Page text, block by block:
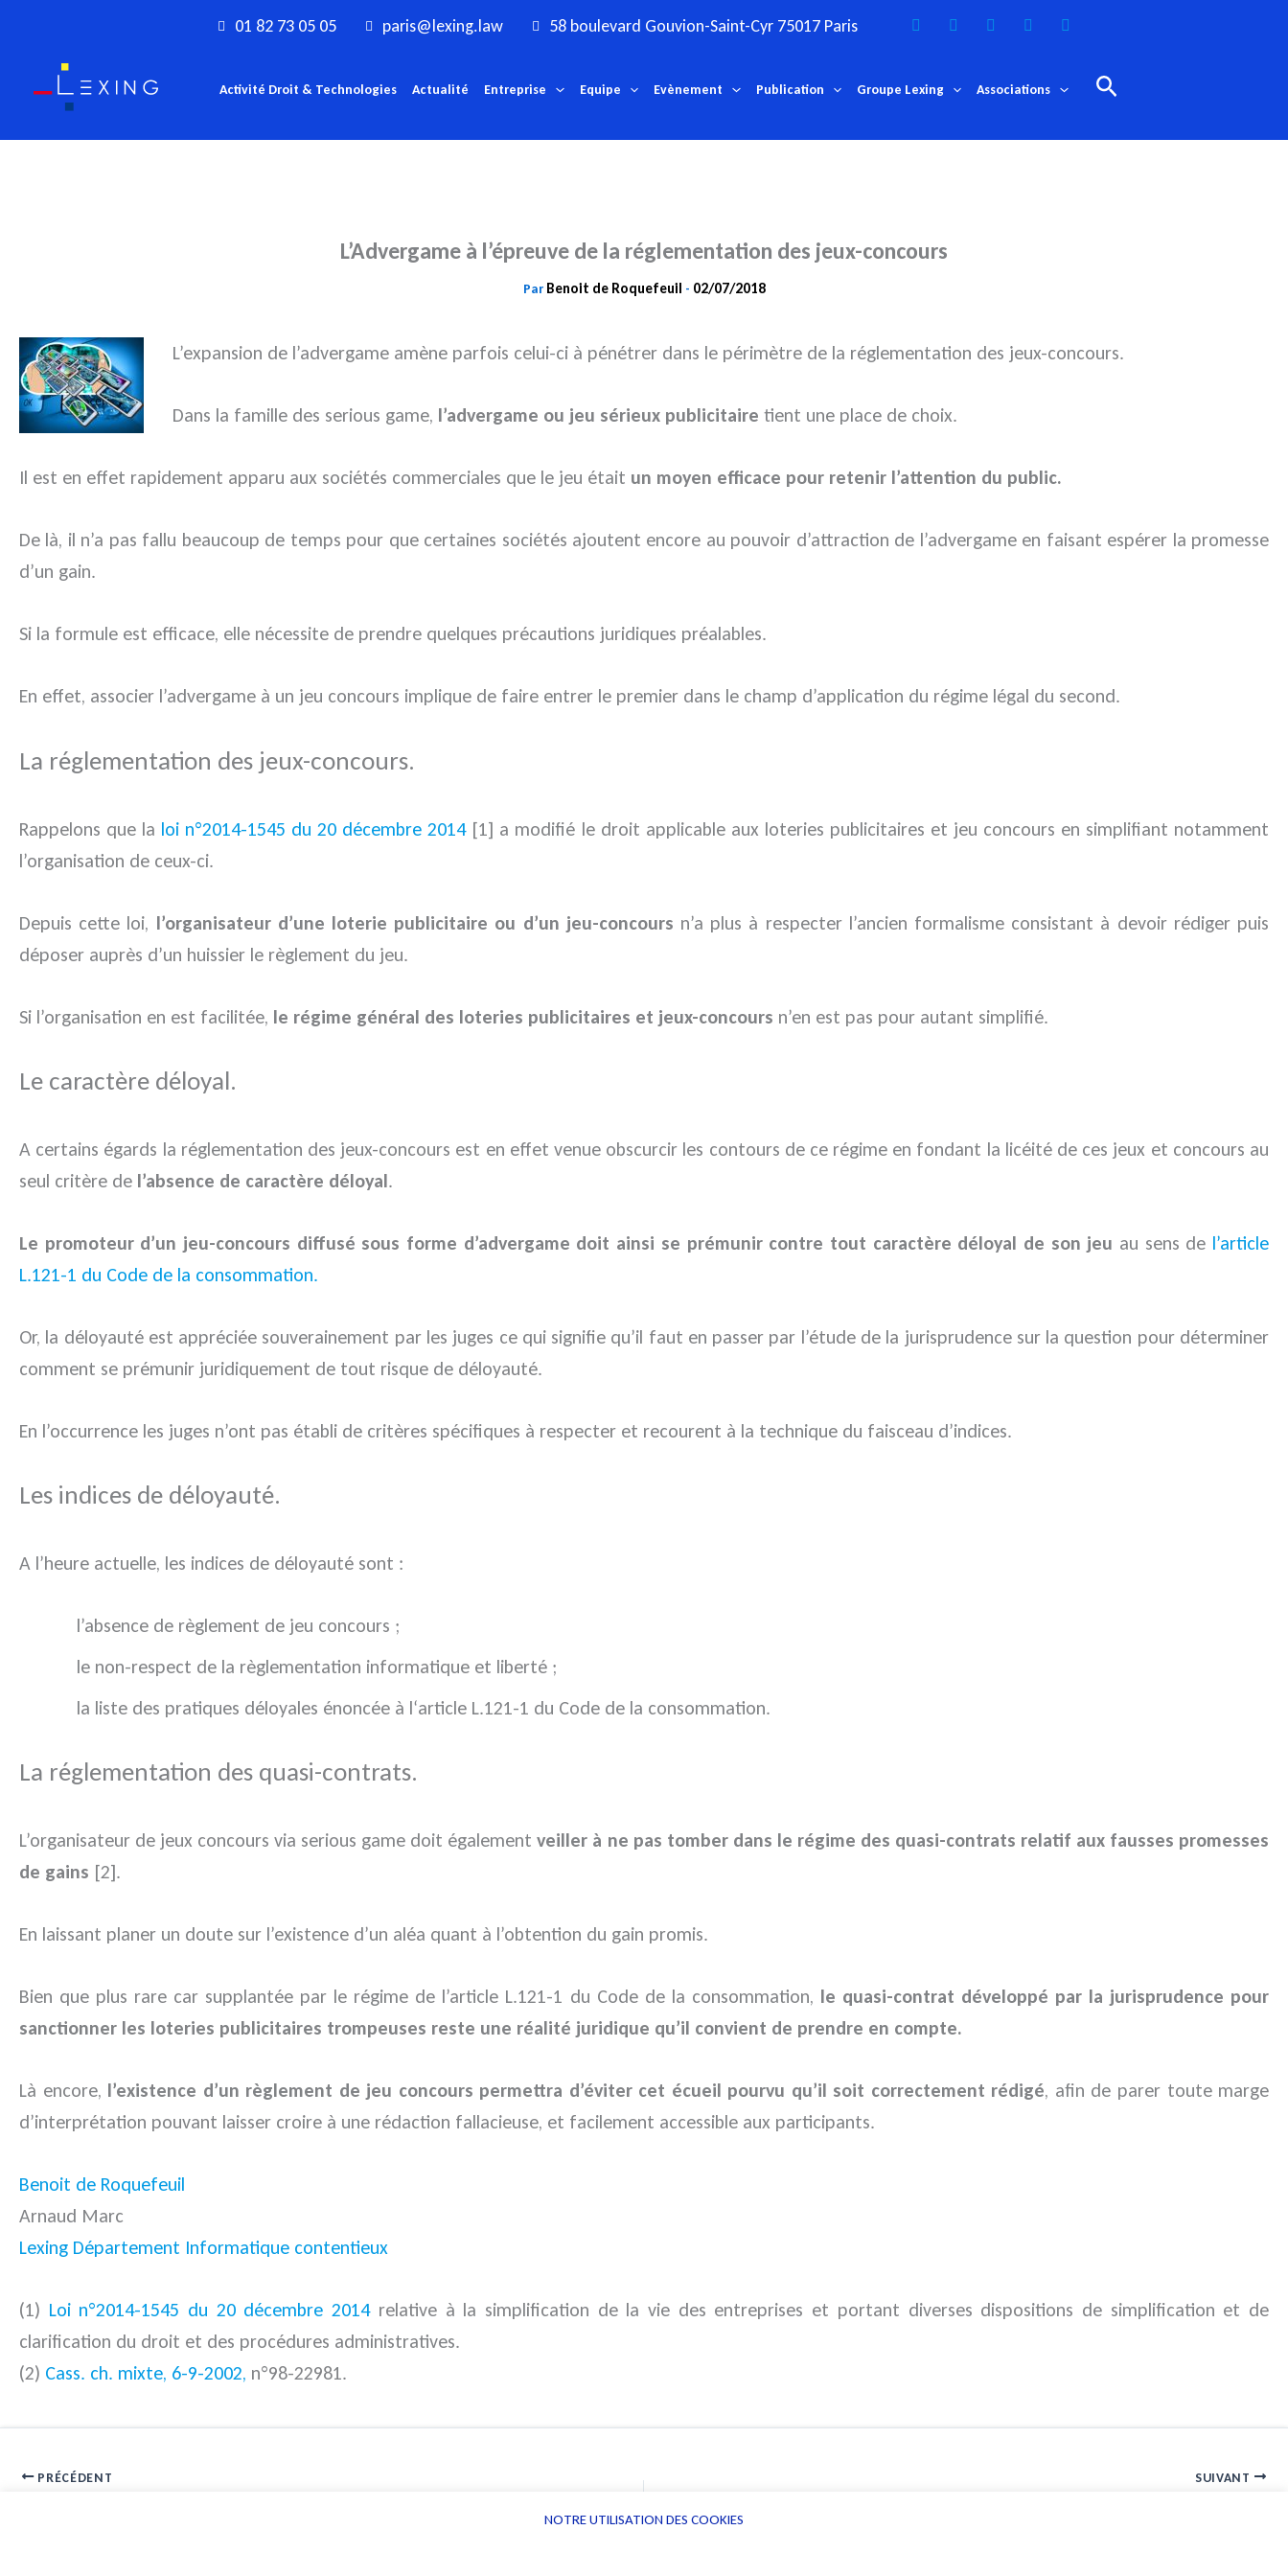
contenu
01 82 73 05 05 paris@lexing.law 58 boulevard Gouvion-Saint-Cyr 75017 Paris
Activité Droit & Technologies Actualité Entreprise Equipe Evènement Publication Groupe Lexing Associations Rechercher
L’Advergame à l’épreuve de la réglementation des jeux-concours
Par Benoit de Roquefeuil - 02/07/2018
L’expansion de l’advergame amène parfois celui-ci à pénétrer dans le périmètre de la réglementation des jeux-concours.
Dans la famille des serious game, l’advergame ou jeu sérieux publicitaire tient une place de choix.
Il est en effet rapidement apparu aux sociétés commerciales que le jeu était un moyen efficace pour retenir l’attention du public.
De là, il n’a pas fallu beaucoup de temps pour que certaines sociétés ajoutent encore au pouvoir d’attraction de l’advergame en faisant espérer la promesse
d’un gain.
Si la formule est efficace, elle nécessite de prendre quelques précautions juridiques préalables.
En effet, associer l’advergame à un jeu concours implique de faire entrer le premier dans le champ d’application du régime légal du second.
La réglementation des jeux-concours.
Rappelons que la loi n°2014-1545 du 20 décembre 2014[1] a modifié le droit applicable aux loteries publicitaires et jeu concours en simplifiant notamment
l’organisation de ceux-ci.
Depuis cette loi, l’organisateur d’une loterie publicitaire ou d’un jeu-concours n’a plus à respecter l’ancien formalisme consistant à devoir rédiger puis
déposer auprès d’un huissier le règlement du jeu.
Si l’organisation en est facilitée, le régime général des loteries publicitaires et jeux-concours n’en est pas pour autant simplifié.
Le caractère déloyal.
A certains égards la réglementation des jeux-concours est en effet venue obscurcir les contours de ce régime en fondant la licéité de ces jeux et concours au
seul critère de l’absence de caractère déloyal.
Le promoteur d’un jeu-concours diffusé sous forme d’advergame doit ainsi se prémunir contre tout caractère déloyal de son jeu au sens de l’article
L.121-1 du Code de la consommation.
Or, la déloyauté est appréciée souverainement par les juges ce qui signifie qu’il faut en passer par l’étude de la jurisprudence sur la question pour déterminer
comment se prémunir juridiquement de tout risque de déloyauté.
En l’occurrence les juges n’ont pas établi de critères spécifiques à respecter et recourent à la technique du faisceau d’indices.
Les indices de déloyauté.
A l’heure actuelle, les indices de déloyauté sont :
l’absence de règlement de jeu concours ;
le non-respect de la règlementation informatique et liberté ;
la liste des pratiques déloyales énoncée à l‘article L.121-1 du Code de la consommation.
La réglementation des quasi-contrats.
L’organisateur de jeux concours via serious game doit égalementveiller à ne pas tomber dans le régime des quasi-contrats relatif aux fausses promesses
de gains [2].
En laissant planer un doute sur l’existence d’un aléa quant à l’obtention du gain promis.
Bien que plus rare car supplantée par le régime de l’article L.121-1 du Code de la consommation, le quasi-contrat développé par la jurisprudence pour
sanctionner les loteries publicitaires trompeuses reste une réalité juridique qu’il convient de prendre en compte.
Là encore, l’existence d’un règlement de jeu concours permettra d’éviter cet écueil pourvu qu’il soit correctement rédigé, afin de parer toute marge
d’interprétation pouvant laisser croire à une rédaction fallacieuse, et facilement accessible aux participants.
Benoit de Roquefeuil
Arnaud Marc
Lexing Département Informatique contentieux
(1) Loi n°2014-1545 du 20 décembre 2014relative à la simplification de la vie des entreprises et portant diverses dispositions de simplification et de
clarification du droit et des procédures administratives.
(2) Cass. ch. mixte, 6-9-2002, n°98-22981.
PRÉCÉDENT SUIVANT
NOTRE UTILISATION DES COOKIES